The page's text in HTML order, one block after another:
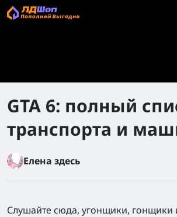
GTA 6: полный
транспорта и
Елена здесь
Слушайте сюда, угонщики, гонщики